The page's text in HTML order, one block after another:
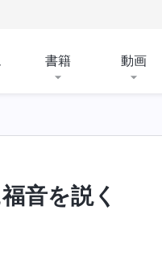
書籍 動画
音を説く